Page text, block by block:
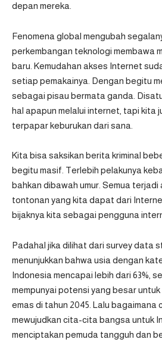
depan mereka.
Fenomena global mengubah
perkembangan teknologi membawa
baru. Kemudahan akses Internet
setiap pemakainya. Dengan begitu
sebagai pisau bermata ganda.
hal apapun melalui internet, tapi kita
terpapar keburukan dari sana.
Kita bisa saksikan berita kriminal
begitu masif. Terlebih pelakunya
bahkan dibawah umur. Semua
tontonan yang kita dapat dari
bijaknya kita sebagai pengguna
Padahal jika dilihat dari survey data
menunjukkan bahwa usia dengan
Indonesia mencapai lebih dari 63%,
mempunyai potensi yang besar
emas di tahun 2045. Lalu bagaimana
mewujudkan cita-cita bangsa untuk
menciptakan pemuda tangguh dan